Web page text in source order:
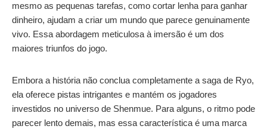
mesmo as pequenas tarefas, como cortar lenha para ganhar
dinheiro, ajudam a criar um mundo que parece genuinamente
vivo. Essa abordagem meticulosa à imersão é um dos
maiores triunfos do jogo.
Embora a história não conclua completamente a saga de Ryo,
ela oferece pistas intrigantes e mantém os jogadores
investidos no universo de Shenmue. Para alguns, o ritmo pode
parecer lento demais, mas essa característica é uma marca